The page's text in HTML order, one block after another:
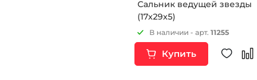
Сальник ведущей звезды
(17х29х5)
В наличии - арт. 11255
Купить